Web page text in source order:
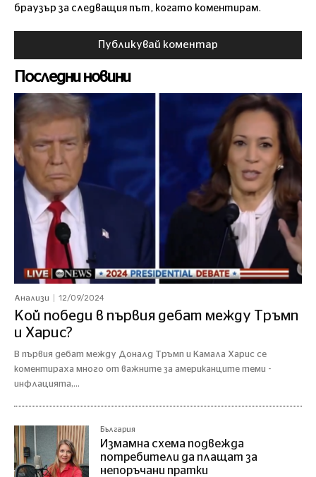
браузър за следващия път, когато коментирам.
Последни новини
Анализи 12/09/2024
Кой победи в първия дебат между Тръмп
и Харис?
В първия дебат между Доналд Тръмп и Камала Харис се
коментираха много от важните за американците теми -
инфлацията,...
България
Измамна схема подвежда
потребители да плащат за
непоръчани пратки